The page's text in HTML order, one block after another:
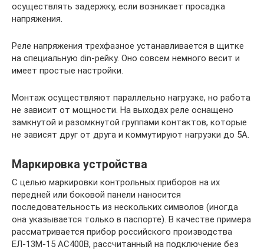
осуществлять задержку, если возникает просадка
напряжения.
Реле напряжения трехфазное устанавливается в щитке
на специальную din-рейку. Оно совсем немного весит и
имеет простые настройки.
Монтаж осуществляют параллельно нагрузке, но работа
не зависит от мощности. На выходах реле оснащено
замкнутой и разомкнутой группами контактов, которые
не зависят друг от друга и коммутируют нагрузки до 5А.
Маркировка устройства
С целью маркировки контрольных приборов на их
передней или боковой панели наносится
последовательность из нескольких символов (иногда
она указывается только в паспорте). В качестве примера
рассматривается прибор российского производства
ЕЛ-13М-15 АС400В, рассчитанный на подключение без